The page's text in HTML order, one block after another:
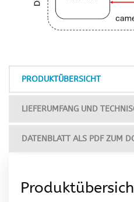
PRODUKTÜBERSICHT
LIEFERUMFANG UND
DATENBLATT ALS PDF ZUM